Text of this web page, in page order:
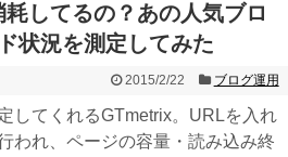
してるの？あの人気ブロ
状況を測定してみた
2015/2/22 ブログ運用
してくれるGTmetrix。URLを入れ
われ、ページの容量・読み込み終